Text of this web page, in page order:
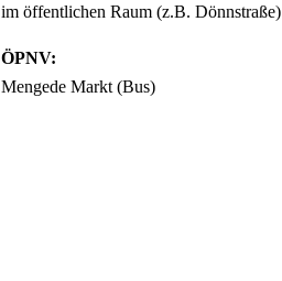
im öffentlichen Raum (z.B. Dönnstraße)
ÖPNV:
Mengede Markt (Bus)